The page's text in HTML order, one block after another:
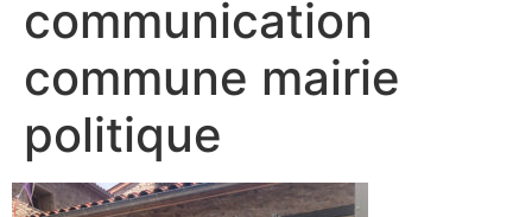
communication
commune mairie
politique